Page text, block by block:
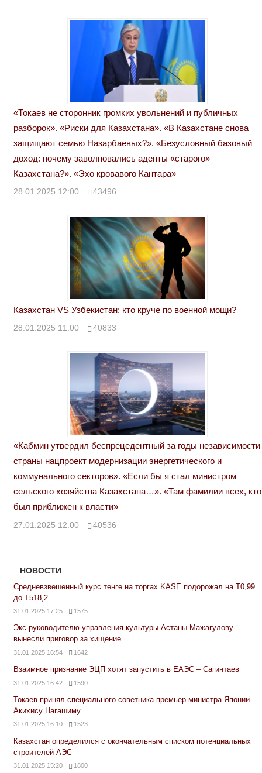
«Токаев не сторонник громких увольнений и публичных
разборок». «Риски для Казахстана». «В Казахстане снова
защищают семью Назарбаевых?». «Безусловный базовый
доход: почему заволновались адепты «старого»
Казахстана?». «Эхо кровавого Кантара»
28.01.2025 12:00 43496
Казахстан VS Узбекистан: кто круче по военной мощи?
28.01.2025 11:00 40833
«Кабмин утвердил беспрецедентный за годы независимости
страны нацпроект модернизации энергетического и
коммунального секторов». «Если бы я стал министром
сельского хозяйства Казахстана…». «Там фамилии всех, кто
был приближен к власти»
27.01.2025 12:00 40536
НОВОСТИ
Средневзвешенный курс тенге на торгах KASE подорожал на Т0,99
до Т518,2
31.01.2025 17:25 1575
Экс-руководителю управления культуры Астаны Мажагулову
вынесли приговор за хищение
31.01.2025 16:54 1642
Взаимное признание ЭЦП хотят запустить в ЕАЭС – Сагинтаев
31.01.2025 16:42 1590
Токаев принял специального советника премьер-министра Японии
Акихису Нагашиму
31.01.2025 16:10 1523
Казахстан определился с окончательным списком потенциальных
строителей АЭС
31.01.2025 15:20 1800